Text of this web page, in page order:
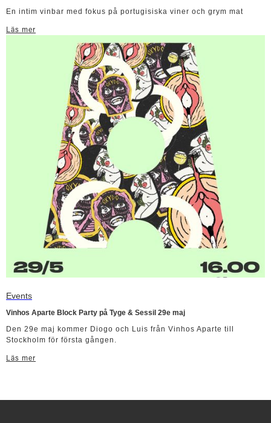
En intim vinbar med fokus på portugisiska viner och grym mat
Läs mer
Events
Vinhos Aparte Block Party på Tyge & Sessil 29e maj
Den 29e maj kommer Diogo och Luis från Vinhos Aparte till
Stockholm för första gången.
Läs mer